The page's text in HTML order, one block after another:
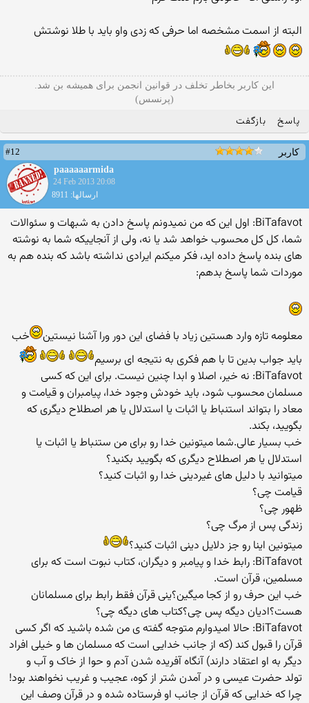
البته از اسمت مشخصه اما حرفی که زدی واو باید با طلا نوشتش
این کاربر بخاطر تخلف در قوانین انجمن برای همیشه بن شد.
(پرنسس)
پاسخ بازگفت
کاربر
#12
paaaaaarmida
24 Feb 2013 20:08
ارسالها: 8911
BiTafavot: اول این که من نمیدونم پاسخ دادن به شبهات و سئوالات
شما، کل کل محسوب خواهد شد یا نه، ولی از آنجاییکه شما به نوشته
های بنده پاسخ داده اید، فکر میکنم ایرادی نداشته باشد که بنده هم به
موردات شما پاسخ بدهم:
معلومه تازه وارد هستین زیاد با فضای این دور ورا آشنا نیستین
خب
باید جواب بدین تا با هم فکری به نتیجه ای برسیم
BiTafavot: نه خیر، اصلا و ابدا چنین نیست. برای این که کسی
مسلمان محسوب شود، باید خودش وجود خدا، پیامبران و قیامت و
معاد را بتواند استنباط یا اثبات یا استدلال یا هر اصطلاح دیگری که
بگویید، بکند.
خب بسیار عالی.شما میتونین خدا رو برای من ستنباط یا اثبات یا
استدلال یا هر اصطلاح دیگری که بگویید بکنید؟
میتوانید با دلیل های غیردینی خدا رو اثبات کنید؟
قیامت چی؟
ظهور چی؟
زندگی پس از مرگ چی؟
میتونین اینا رو جز دلایل دینی اثبات کنید؟
BiTafavot: رابط خدا و پیامبر و دیگران، کتاب نبوت است که برای
مسلمین، قرآن است.
خب این حرف رو از کجا میگین؟ینی قرآن فقط رابط برای مسلمانان
هست؟ادیان دیگه پس چی؟کتاب های دیگه چی؟
BiTafavot: حالا امیدوارم متوجه گفته ی من شده باشید که اگر کسی
قرآن را قبول کند (که از جانب خدایی است که مسلمان ها و خیلی افراد
دیگر به او اعتقاد دارند) آنگاه آفریده شدن آدم و حوا از خاک و آب و
تولد حضرت عیسی و در آمدن شتر از کوه، عجیب و غریب نخواهند بود!
چرا که خدایی که قرآن از جانب او فرستاده شده و در قرآن وصف این